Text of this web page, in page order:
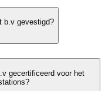
b.v gevestigd?
gecertificeerd voor het